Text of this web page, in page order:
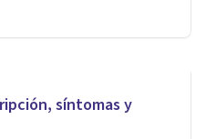
síntomas y